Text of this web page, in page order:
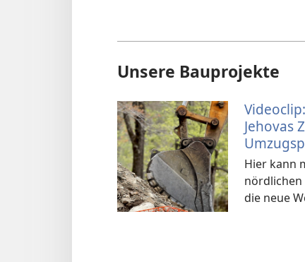
Unsere Bauprojekte
Jehovas
Hier kann
nördlichen
die neue